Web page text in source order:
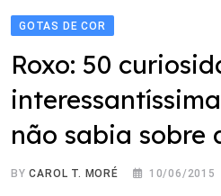
GOTAS DE COR
Roxo: 50
não sabia sobre
BYCAROL T. MORÉ 10/06/2015